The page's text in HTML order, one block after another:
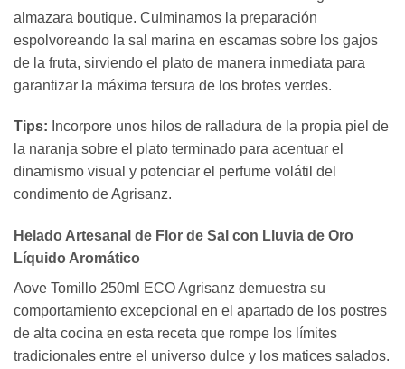
almazara boutique. Culminamos la preparación
espolvoreando la sal marina en escamas sobre los gajos
de la fruta, sirviendo el plato de manera inmediata para
garantizar la máxima tersura de los brotes verdes.
Tips: Incorpore unos hilos de ralladura de la propia piel de
la naranja sobre el plato terminado para acentuar el
dinamismo visual y potenciar el perfume volátil del
condimento de Agrisanz.
Helado Artesanal de Flor de Sal con Lluvia de Oro
Líquido Aromático
Aove Tomillo 250ml ECO Agrisanz demuestra su
comportamiento excepcional en el apartado de los postres
de alta cocina en esta receta que rompe los límites
tradicionales entre el universo dulce y los matices salados.